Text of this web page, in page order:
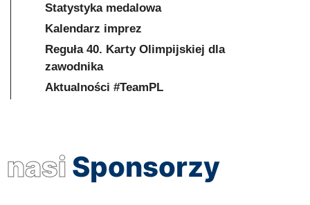
Statystyka medalowa
Kalendarz imprez
Reguła 40. Karty Olimpijskiej dla
zawodnika
Aktualności #TeamPL
nasi Sponsorzy